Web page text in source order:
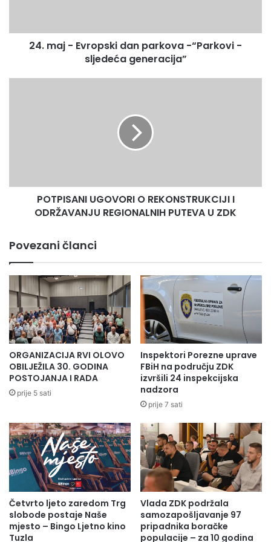
sljedeća
generacija”
24. maj - Evropski dan parkova -“Parkovi -
sljedeća generacija”
U
POTPISANI UGOVORI O REKONSTRUKCIJI I
ODRŽAVANJU REGIONALNIH PUTEVA U ZDK
Povezani članci
ORGANIZACIJA RVI OLOVO
OBILJEŽILA 30. GODINA
POSTOJANJA I RADA
prije 5 sati
Inspektori Porezne uprave
FBiH na području ZDK
izvršili 24 inspekcijska
nadzora
prije 7 sati
Četvrto ljeto zaredom Trg
slobode postaje Naše
mjesto – Bingo Ljetno kino
Tuzla
Vlada ZDK podržala
samozapošljavanje 97
pripadnika boračke
populacije – za 10 godina